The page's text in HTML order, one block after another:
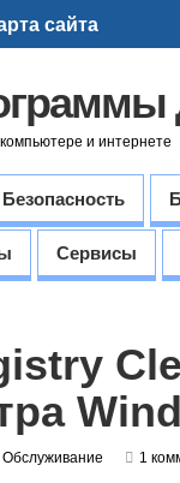
сайта
и интернете
Безопасность
Сервисы
Обслуживание 1